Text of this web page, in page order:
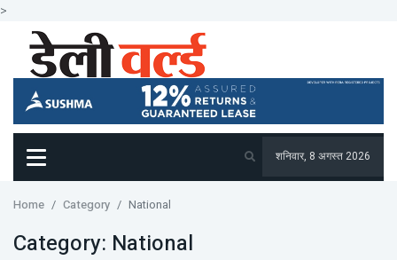
>
शनिवार, 8 अगस्त 2026
Home Category National
Category: National